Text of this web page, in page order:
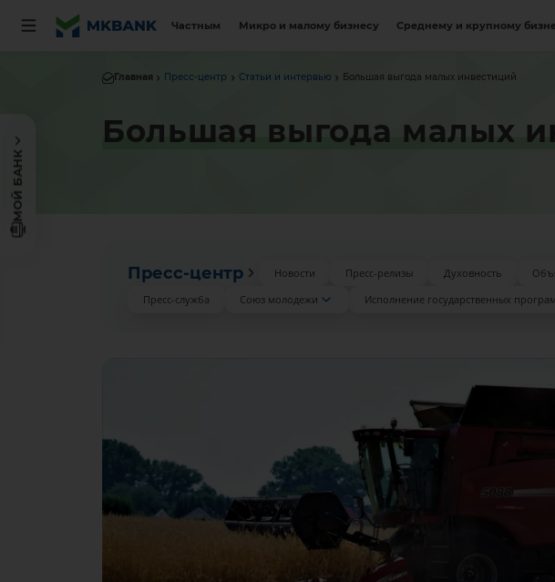
Частным Микро и малому бизнесу Среднему и крупному
МОЙ БАНК
Главная Пресс-центр Статьи и интервью Большая выгода малых инвестиций
Большая выгода малых
Пресс-центр Новости Пресс-релизы Духовность
Пресс-служба
Союз молодежи Исполнение государственных